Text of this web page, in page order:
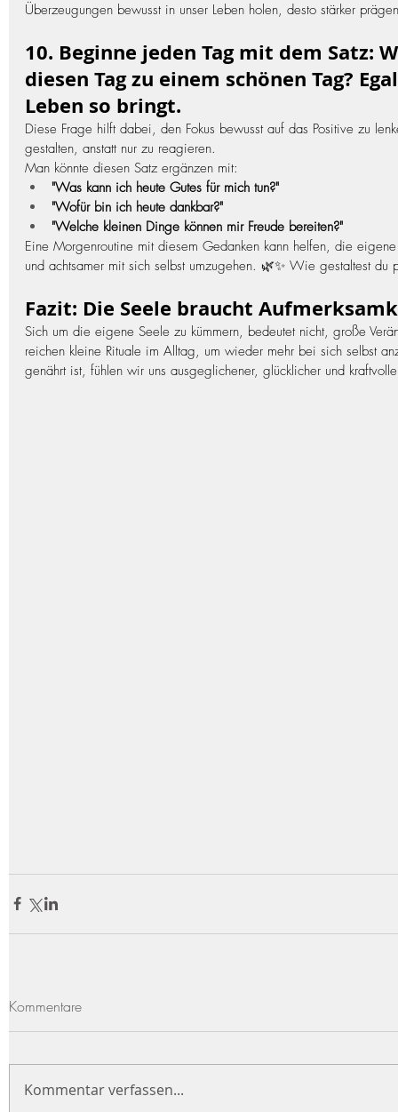
Überzeugungen bewusst in unser Leben holen, desto stärker
10. Beginne jeden Tag mit dem Satz:
diesen Tag zu einem schönen Tag?
Leben so bringt.
Diese Frage hilft dabei, den Fokus bewusst auf das Positive zu
gestalten, anstatt nur zu reagieren.
Man könnte diesen Satz ergänzen mit:
"Was kann ich heute Gutes für mich tun?"
"Wofür bin ich heute dankbar?"
"Welche kleinen Dinge können mir Freude bereiten?"
Eine Morgenroutine mit diesem Gedanken kann helfen, die
und achtsamer mit sich selbst umzugehen. 🌿✨ Wie gestaltest du
Fazit: Die Seele braucht
Sich um die eigene Seele zu kümmern, bedeutet nicht, große
reichen kleine Rituale im Alltag, um wieder mehr bei sich selbst
genährt ist, fühlen wir uns ausgeglichener, glücklicher und
Kommentare
Kommentar verfassen...